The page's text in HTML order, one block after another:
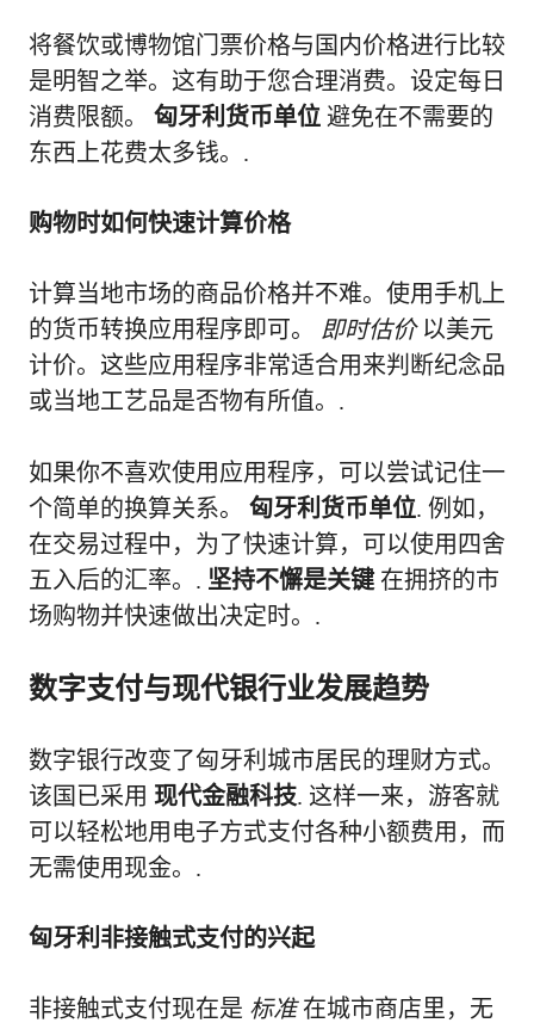
将餐饮或博物馆门票价格与国内价格进行比较
是明智之举。这有助于您合理消费。设定每日
消费限额。 匈牙利货币单位 避免在不需要的
东西上花费太多钱。.
购物时如何快速计算价格
计算当地市场的商品价格并不难。使用手机上
的货币转换应用程序即可。 即时估价以美元
计价。这些应用程序非常适合用来判断纪念品
或当地工艺品是否物有所值。.
如果你不喜欢使用应用程序，可以尝试记住一
个简单的换算关系。 匈牙利货币单位. 例如，
在交易过程中，为了快速计算，可以使用四舍
五入后的汇率。. 坚持不懈是关键在拥挤的市
场购物并快速做出决定时。.
数字支付与现代银行业发展趋势
数字银行改变了匈牙利城市居民的理财方式。
该国已采用 现代金融科技. 这样一来，游客就
可以轻松地用电子方式支付各种小额费用，而
无需使用现金。.
匈牙利非接触式支付的兴起
非接触式支付现在是 标准在城市商店里，无